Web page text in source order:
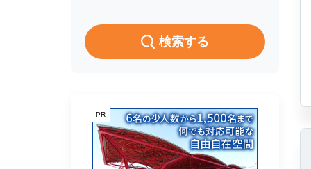
検索する
PR